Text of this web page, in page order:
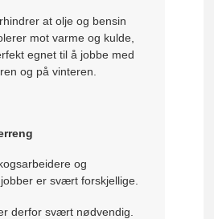
at olje og bensin
mot varme og kulde,
egnet til å jobbe med
og på vinteren.
og
er svært forskjellige.
derfor svært nødvendig.